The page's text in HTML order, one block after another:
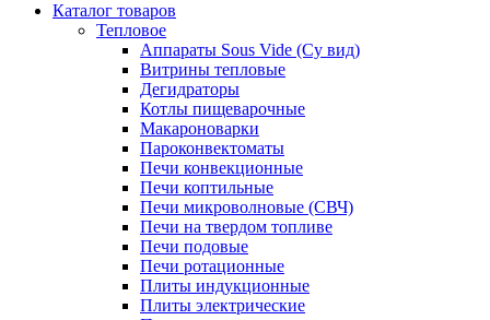
Каталог товаров
Тепловое
Аппараты Sous Vide (Су вид)
Витрины тепловые
Дегидраторы
Котлы пищеварочные
Макароноварки
Пароконвектоматы
Печи конвекционные
Печи коптильные
Печи микроволновые (СВЧ)
Печи на твердом топливе
Печи подовые
Печи ротационные
Плиты индукционные
Плиты электрические